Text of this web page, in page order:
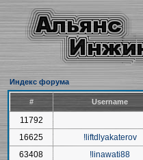
Индекс форума
# Username
11792
16625
!liftdlyakaterov
63408
!linawati88